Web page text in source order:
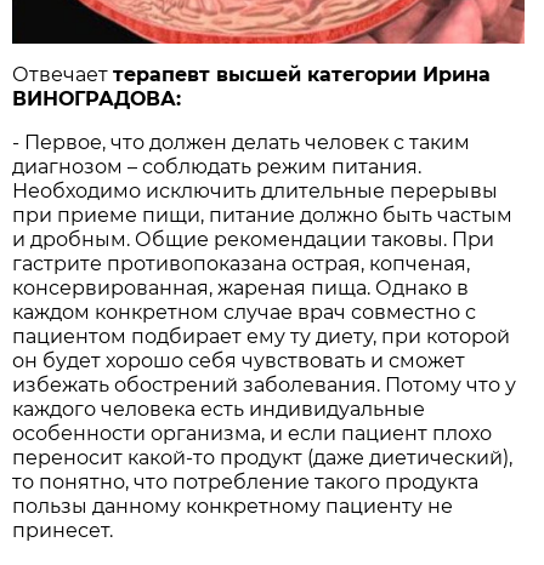
Отвечаеттерапевт высшей категории Ирина
ВИНОГРАДОВА:
- Первое, что должен делать человек с таким
диагнозом – соблюдать режим питания.
Необходимо исключить длительные перерывы
при приеме пищи, питание должно быть частым
и дробным. Общие рекомендации таковы. При
гастрите противопоказана острая, копченая,
консервированная, жареная пища. Однако в
каждом конкретном случае врач совместно с
пациентом подбирает ему ту диету, при которой
он будет хорошо себя чувствовать и сможет
избежать обострений заболевания. Потому что у
каждого человека есть индивидуальные
особенности организма, и если пациент плохо
переносит какой-то продукт (даже диетический),
то понятно, что потребление такого продукта
пользы данному конкретному пациенту не
принесет.